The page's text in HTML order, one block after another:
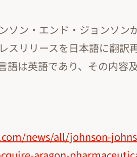
ソン・エンド・ジョンソン
スリリースを日本語に翻訳
語は英語であり、その内容
news/all/johnson-